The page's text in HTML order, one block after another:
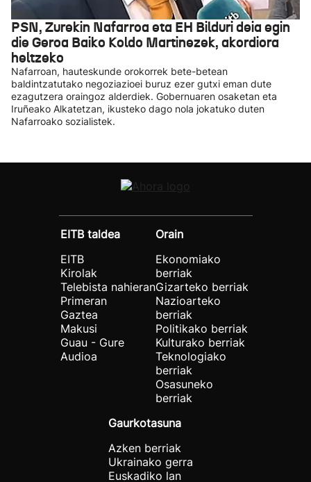
PSN, Zurekin Nafarroa eta EH Bilduri deia egin
die Geroa Baiko Koldo Martinezek, akordiora
heltzeko
Nafarroan, hauteskunde orokorrek bete-betean
baldintzatutako negoziazioei buruz ezer gutxi eman dute
ezagutzera oraingoz alderdiek. Gobernuaren osaketan eta
Iruñeako Alkatetzan, ikusteko dago nola jokatuko duten
Nafarroako sozialistek.
EITB taldea
EITB
Kirolak
Telebista nahieran
Primeran
Gaztea
Makusi
Guau - Gure
Audioa
Orain
Ekonomiako
berriak
Gizarteko berriak
Nazioarteko
berriak
Politikako berriak
Kulturako berriak
Teknologiako
berriak
Osasuneko
berriak
Gaurkotasuna
Azken berriak
Ukrainako gerra
Euskadiko lan